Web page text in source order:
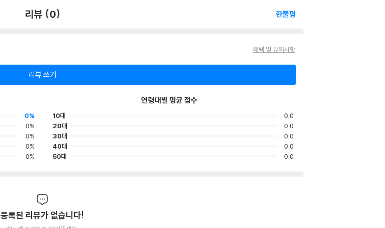
리뷰 (0) 한줄평
혜택 및 유의사항
리뷰 쓰기
0%
0%
0%
0%
0%
연령대별 평균 점수
10대
0.0
20대
0.0
30대
0.0
40대
0.0
50대
0.0
등록된 리뷰가 없습니다!